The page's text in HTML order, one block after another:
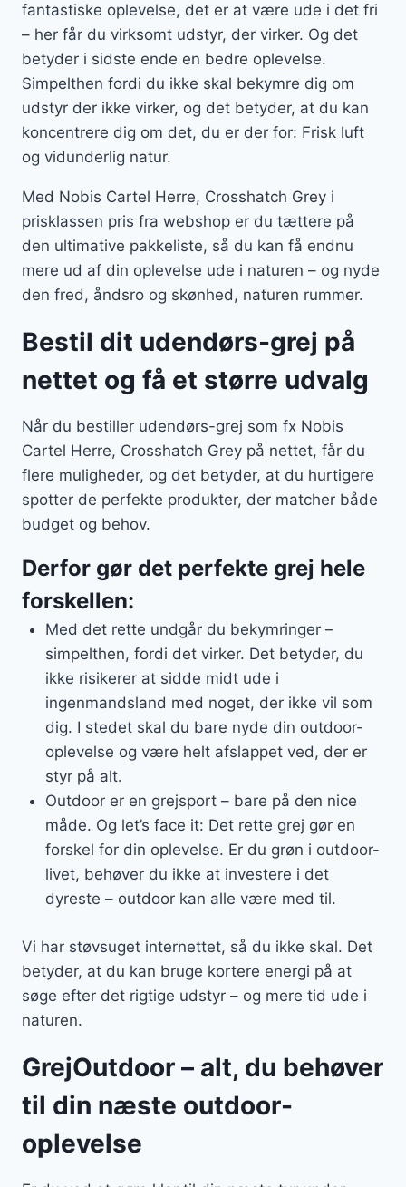
fantastiske oplevelse, det er at være ude i det fri
– her får du virksomt udstyr, der virker. Og det
betyder i sidste ende en bedre oplevelse.
Simpelthen fordi du ikke skal bekymre dig om
udstyr der ikke virker, og det betyder, at du kan
koncentrere dig om det, du er der for: Frisk luft
og vidunderlig natur.
Med Nobis Cartel Herre, Crosshatch Grey i
prisklassen pris fra webshop er du tættere på
den ultimative pakkeliste, så du kan få endnu
mere ud af din oplevelse ude i naturen – og nyde
den fred, åndsro og skønhed, naturen rummer.
Bestil dit udendørs-grej på
nettet og få et større udvalg
Når du bestiller udendørs-grej som fx Nobis
Cartel Herre, Crosshatch Grey på nettet, får du
flere muligheder, og det betyder, at du hurtigere
spotter de perfekte produkter, der matcher både
budget og behov.
Derfor gør det perfekte grej hele
forskellen:
Med det rette undgår du bekymringer –
simpelthen, fordi det virker. Det betyder, du
ikke risikerer at sidde midt ude i
ingenmandsland med noget, der ikke vil som
dig. I stedet skal du bare nyde din outdoor-
oplevelse og være helt afslappet ved, der er
styr på alt.
Outdoor er en grejsport – bare på den nice
måde. Og let’s face it: Det rette grej gør en
forskel for din oplevelse. Er du grøn i outdoor-
livet, behøver du ikke at investere i det
dyreste – outdoor kan alle være med til.
Vi har støvsuget internettet, så du ikke skal. Det
betyder, at du kan bruge kortere energi på at
søge efter det rigtige udstyr – og mere tid ude i
naturen.
GrejOutdoor – alt, du behøver
til din næste outdoor-
oplevelse